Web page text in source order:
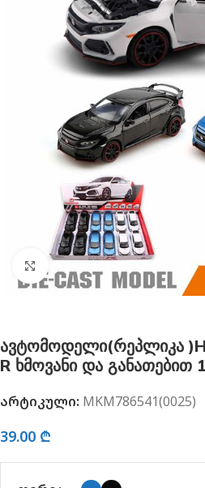
გახსნა
ავტომოდელი(რეპლიკა
R ხმოვანი და განათებით
არტიკული: MKM786541(0025)
39.00 ₾